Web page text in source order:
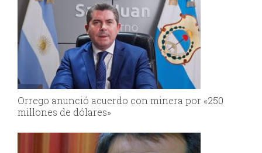
Orrego anunció acuerdo con minera por «250
millones de dólares»